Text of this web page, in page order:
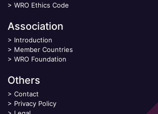
> WRO Ethics Code
Association
> Introduction
> Member Countries
> WRO Foundation
Others
> Contact
> Privacy Policy